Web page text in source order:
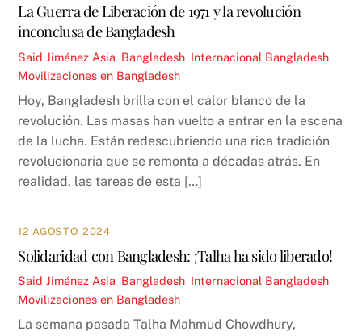
La Guerra de Liberación de 1971 y la revolución
inconclusa de Bangladesh
Said Jiménez Asia Bangladesh Internacional Bangladesh
Movilizaciones en Bangladesh
Hoy, Bangladesh brilla con el calor blanco de la
revolución. Las masas han vuelto a entrar en la escena
de la lucha. Están redescubriendo una rica tradición
revolucionaria que se remonta a décadas atrás. En
realidad, las tareas de esta […]
12 AGOSTO, 2024
Solidaridad con Bangladesh: ¡Talha ha sido liberado!
Said Jiménez Asia Bangladesh Internacional Bangladesh
Movilizaciones en Bangladesh
La semana pasada Talha Mahmud Chowdhury,